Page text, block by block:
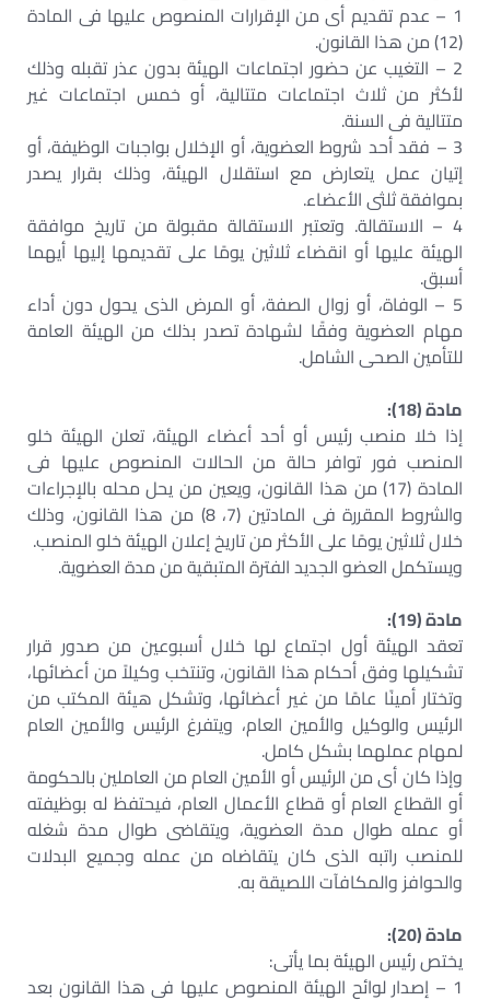
1 – عدم تقديم أى من الإقرارات المنصوص عليها فى المادة
(12) من هذا القانون.
2 – التغيب عن حضور اجتماعات الهيئة بدون عذر تقبله وذلك
لأكثر من ثلاث اجتماعات متتالية، أو خمس اجتماعات غير
متتالية فى السنة.
3 – فقد أحد شروط العضوية، أو الإخلال بواجبات الوظيفة، أو
إتيان عمل يتعارض مع استقلال الهيئة، وذلك بقرار يصدر
بموافقة ثلثى الأعضاء.
4 – الاستقالة. وتعتبر الاستقالة مقبولة من تاريخ موافقة
الهيئة عليها أو انقضاء ثلاثين يومًا على تقديمها إليها أيهما
أسبق.
5 – الوفاة، أو زوال الصفة، أو المرض الذى يحول دون أداء
مهام العضوية وفقًا لشهادة تصدر بذلك من الهيئة العامة
للتأمين الصحى الشامل.
مادة (18):
إذا خلا منصب رئيس أو أحد أعضاء الهيئة، تعلن الهيئة خلو
المنصب فور توافر حالة من الحالات المنصوص عليها فى
المادة (17) من هذا القانون، ويعين من يحل محله بالإجراءات
والشروط المقررة فى المادتين (7، 8) من هذا القانون، وذلك
خلال ثلاثين يومًا على الأكثر من تاريخ إعلان الهيئة خلو المنصب.
ويستكمل العضو الجديد الفترة المتبقية من مدة العضوية.
مادة (19):
تعقد الهيئة أول اجتماع لها خلال أسبوعين من صدور قرار
تشكيلها وفق أحكام هذا القانون، وتنتخب وكيلاً من أعضائها،
وتختار أمينًا عامًا من غير أعضائها، وتشكل هيئة المكتب من
الرئيس والوكيل والأمين العام، ويتفرغ الرئيس والأمين العام
لمهام عملهما بشكل كامل.
وإذا كان أى من الرئيس أو الأمين العام من العاملين بالحكومة
أو القطاع العام أو قطاع الأعمال العام، فيحتفظ له بوظيفته
أو عمله طوال مدة العضوية، ويتقاضى طوال مدة شغله
للمنصب راتبه الذى كان يتقاضاه من عمله وجميع البدلات
والحوافز والمكافآت اللصيقة به.
مادة (20):
يختص رئيس الهيئة بما يأتى:
1 – إصدار لوائح الهيئة المنصوص عليها فى هذا القانون بعد